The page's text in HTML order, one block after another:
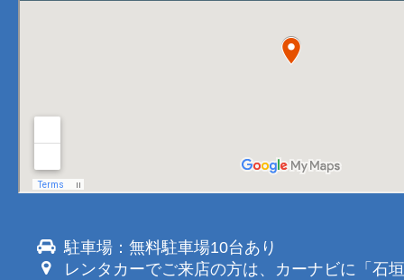
駐車場：無料駐車場10台あり
レンタカーでご来店の方は、カーナビに「石